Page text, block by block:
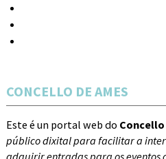
CONCELLO DE AMES
Este é un portal web do Concello
público dixital para facilitar a